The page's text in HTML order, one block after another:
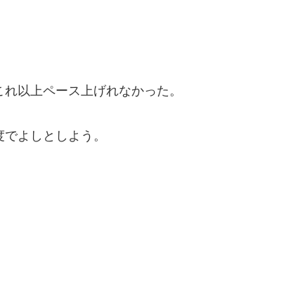
以上ペース上げれなかった。
よしとしよう。